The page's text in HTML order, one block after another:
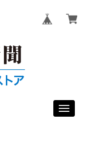
Toggle